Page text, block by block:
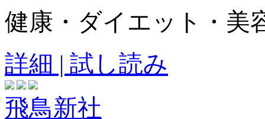
健康・ダイエット・美
詳細 | 試し読み
飛鳥新社